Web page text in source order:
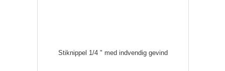
Stiknippel 1/4 " med indvendig gevind